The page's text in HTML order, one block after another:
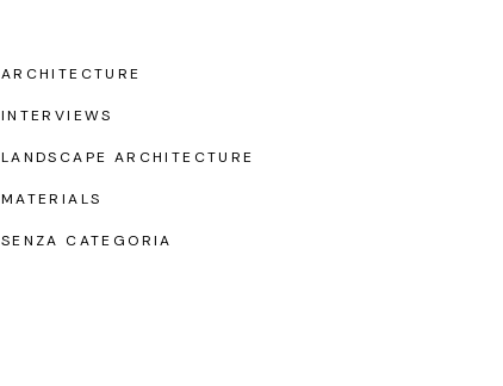
ARCHITECTURE
INTERVIEWS
LANDSCAPE ARCHITECTURE
MATERIALS
SENZA CATEGORIA